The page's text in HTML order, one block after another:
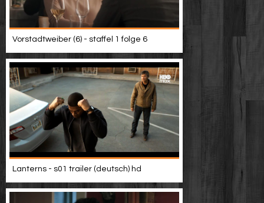
Vorstadtweiber (6) - staffel 1 folge 6
Lanterns - s01 trailer (deutsch) hd